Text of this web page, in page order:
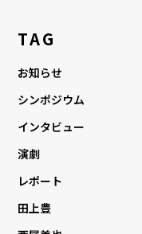
TAG
お知らせ
シンポジウム
インタビュー
演劇
レポート
田上豊